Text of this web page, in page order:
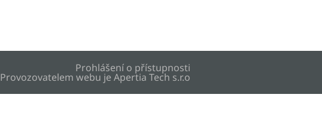
Prohlášení o přístupnosti
Provozovatelem webu jeApertia Tech s.r.o